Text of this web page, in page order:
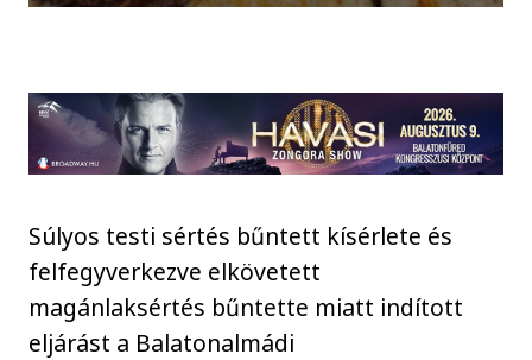
Súlyos testi sértés bűntett kísérlete és
felfegyverkezve elkövetett
magánlaksértés bűntette miatt indított
eljárást a Balatonalmádi